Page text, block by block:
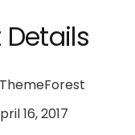
Details
16, 2017